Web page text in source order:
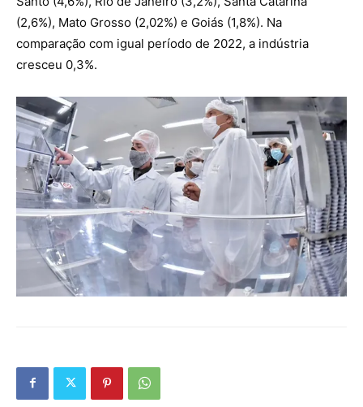
(2,6%), Mato Grosso (2,02%) e Goiás (1,8%). Na
comparação com igual período de 2022, a indústria
cresceu 0,3%.